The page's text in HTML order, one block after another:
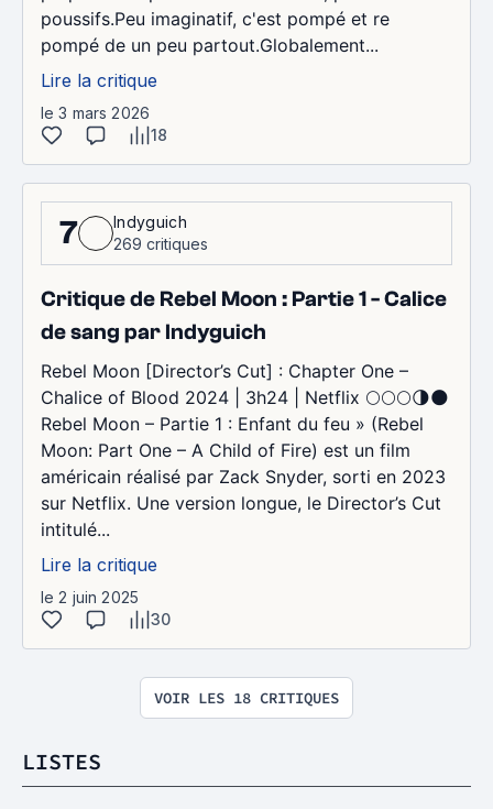
poussifs.Peu imaginatif, c'est pompé et re
pompé de un peu partout.Globalement...
Lire la critique
le 3 mars 2026
18
7
Indyguich
269 critiques
Critique de Rebel Moon : Partie 1 - Calice
de sang par Indyguich
Rebel Moon [Director’s Cut] : Chapter One –
Chalice of Blood 2024 | 3h24 | Netflix 🌕🌕🌕🌗🌑
Rebel Moon – Partie 1 : Enfant du feu » (Rebel
Moon: Part One – A Child of Fire) est un film
américain réalisé par Zack Snyder, sorti en 2023
sur Netflix. Une version longue, le Director’s Cut
intitulé...
Lire la critique
le 2 juin 2025
30
VOIR LES 18 CRITIQUES
LISTES